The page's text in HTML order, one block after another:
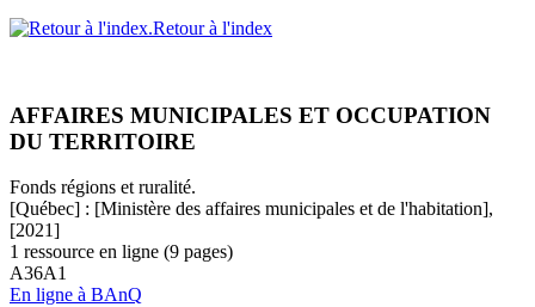
Retour à l'index
AFFAIRES MUNICIPALES ET OCCUPATION
DU TERRITOIRE
Fonds régions et ruralité.
[Québec] : [Ministère des affaires municipales et de l'habitation],
[2021]
1 ressource en ligne (9 pages)
A36A1
En ligne à BAnQ